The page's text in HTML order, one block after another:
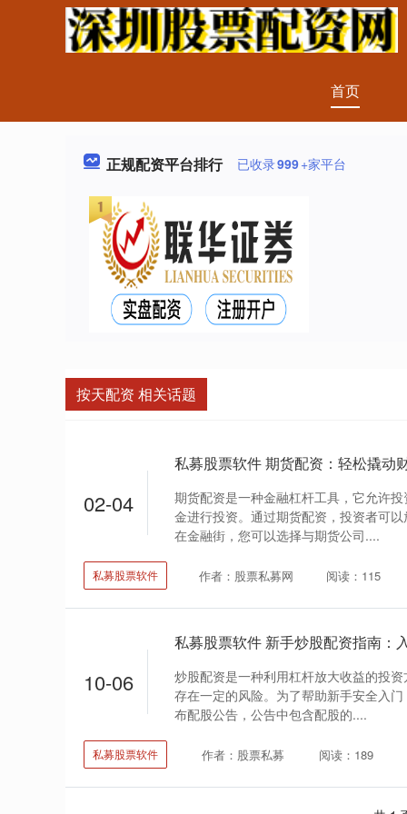
首页
正规配资平台排行 已收录999+家平台
按天配资 相关话题
02-04
私募股票软件 期货配资：轻松撬动
期货配资是一种金融杠杆工具，它允许
金进行投资。通过期货配资，投资者可
在金融街，您可以选择与期货公司....
私募股票软件 作者：股票私募网 阅读：115
10-06
私募股票软件 新手炒股配资指南：
炒股配资是一种利用杠杆放大收益的投
存在一定的风险。为了帮助新手安全入
布配股公告，公告中包含配股的....
私募股票软件 作者：股票私募 阅读：189